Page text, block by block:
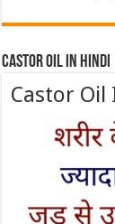
Castor Oil In Hindi
Castor Oil